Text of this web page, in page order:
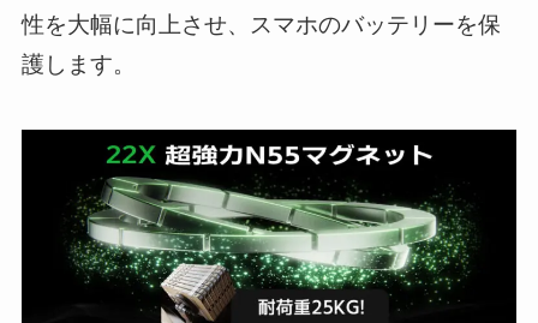
性を大幅に向上させ、スマホのバッテリーを保
護します。